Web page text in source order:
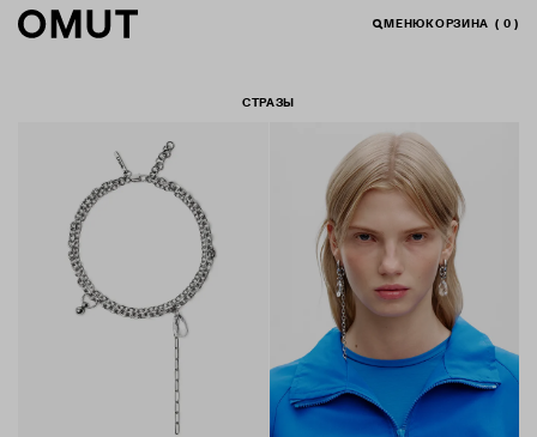
МЕНЮКОРЗИНА ( 0 )
СТРАЗЫ